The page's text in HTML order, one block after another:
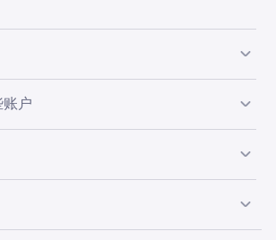
Pro左上角的Pro下拉菜单。
拉菜单。
户
户（现货、期货等）
户
账户分配清晰的名称。
「NEW」标签，方便您快速识别。待